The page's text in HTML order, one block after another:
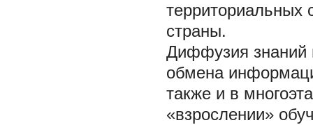
территориальных
страны.
Диффузия знаний
обмена
также и в
«взрослении»